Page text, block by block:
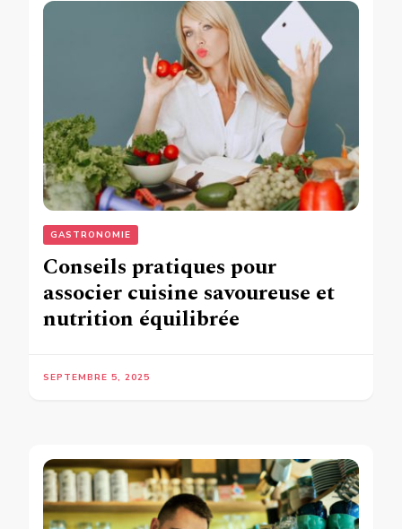
GASTRONOMIE
Conseils pratiques pour
associer cuisine savoureuse et
nutrition équilibrée
SEPTEMBRE 5, 2025